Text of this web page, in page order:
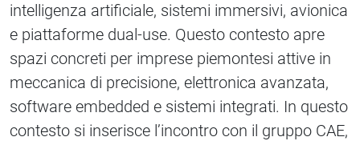
intelligenza artificiale, sistemi immersivi, avionica
e piattaforme dual-use. Questo contesto apre
spazi concreti per imprese piemontesi attive in
meccanica di precisione, elettronica avanzata,
software embedded e sistemi integrati. In questo
contesto si inserisce l’incontro con il gruppo CAE,